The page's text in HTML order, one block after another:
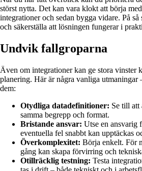
störst nytta. Det kan vara klokt att börja
integrationer och sedan bygga vidare. På så
och säkerställa att lösningen fungerar i
Undvik fallgroparna
Även om integrationer kan ge stora vinster
planering. Här är några vanliga utmaningar
dem:
Otydliga datadefinitioner: Se till att
samma begrepp och format.
Bristande ansvar: Utse en ansvarig
eventuella fel snabbt kan upptäckas
Överkomplexitet: Börja enkelt. För
gång kan skapa förvirring och
Otillräcklig testning: Testa